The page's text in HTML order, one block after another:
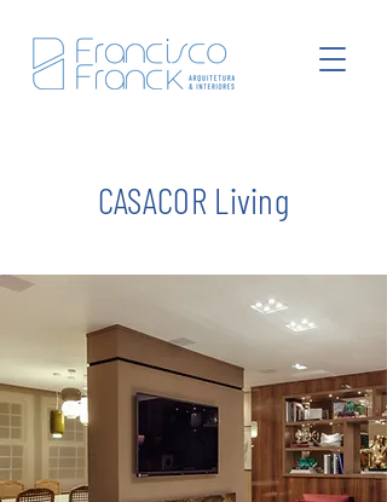
CASACOR Living